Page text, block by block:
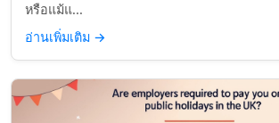
หรือแม้แ...
อ่านเพิ่มเติม →